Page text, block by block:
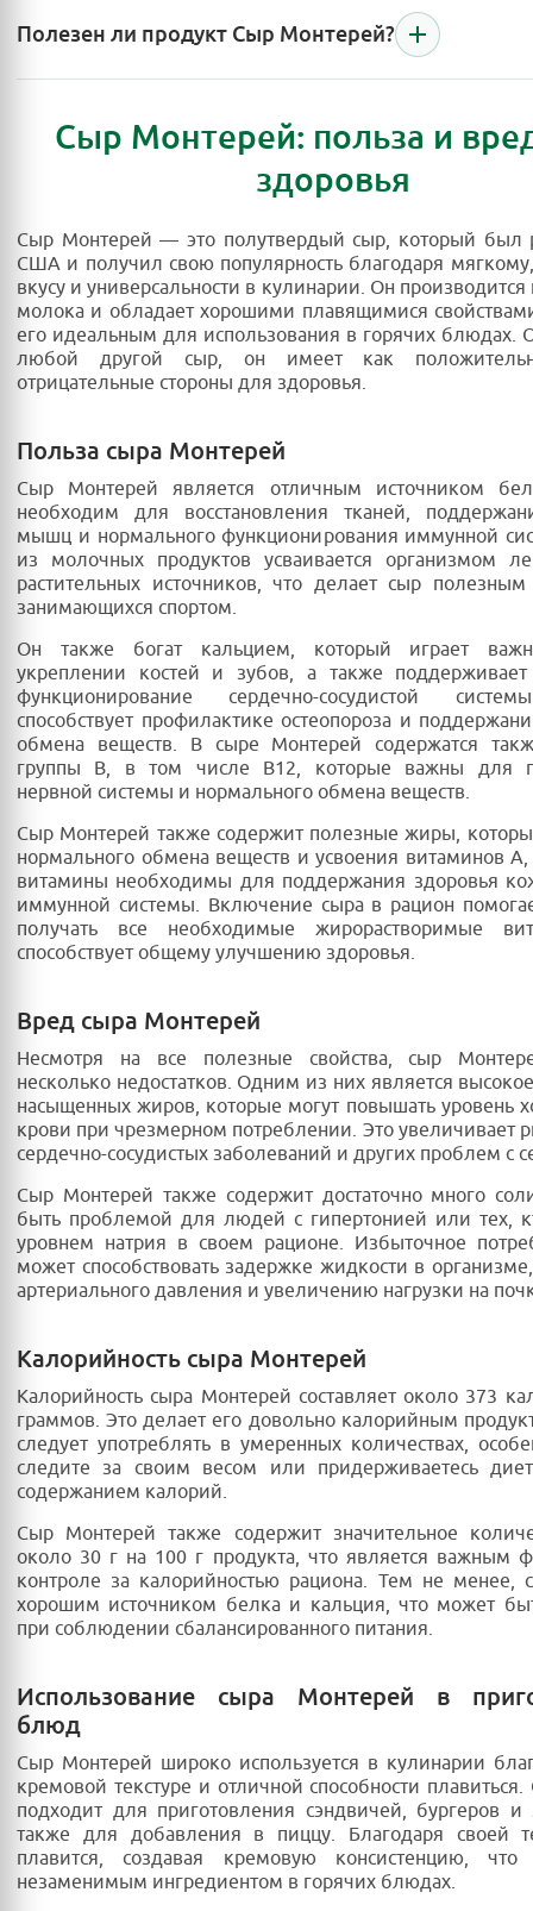
Полезен ли продукт Сыр Монтерей?
Сыр Монтерей: польза и
здоровья
Сыр Монтерей — это полутвердый сыр, который был
США и получил свою популярность благодаря
вкусу и универсальности в кулинарии. Он производится
молока и обладает хорошими плавящимися
его идеальным для использования в горячих блюдах.
любой другой сыр, он имеет как
отрицательные стороны для здоровья.
Польза сыра Монтерей
Сыр Монтерей является отличным источником
необходим для восстановления тканей,
мышц и нормального функционирования иммунной
из молочных продуктов усваивается организмом
растительных источников, что делает сыр
занимающихся спортом.
Он также богат кальцием, который играет
укреплении костей и зубов, а также
функционирование сердечно-сосудистой
способствует профилактике остеопороза и
обмена веществ. В сыре Монтерей содержатся
группы B, в том числе B12, которые важны для
нервной системы и нормального обмена веществ.
Сыр Монтерей также содержит полезные жиры,
нормального обмена веществ и усвоения витаминов
витамины необходимы для поддержания здоровья
иммунной системы. Включение сыра в рацион
получать все необходимые жирорастворимые
способствует общему улучшению здоровья.
Вред сыра Монтерей
Несмотря на все полезные свойства, сыр
несколько недостатков. Одним из них является
насыщенных жиров, которые могут повышать уровень
крови при чрезмерном потреблении. Это увеличивает
сердечно-сосудистых заболеваний и других проблем с
Сыр Монтерей также содержит достаточно много
быть проблемой для людей с гипертонией или тех,
уровнем натрия в своем рационе. Избыточное
может способствовать задержке жидкости в
артериального давления и увеличению нагрузки на
Калорийность сыра Монтерей
Калорийность сыра Монтерей составляет около 373
граммов. Это делает его довольно калорийным
следует употреблять в умеренных количествах,
следите за своим весом или придерживаетесь
содержанием калорий.
Сыр Монтерей также содержит значительное
около 30 г на 100 г продукта, что является важным
контроле за калорийностью рациона. Тем не менее,
хорошим источником белка и кальция, что может
при соблюдении сбалансированного питания.
Использование сыра Монтерей в
блюд
Сыр Монтерей широко используется в кулинарии
кремовой текстуре и отличной способности
подходит для приготовления сэндвичей, бургеров и
также для добавления в пиццу. Благодаря своей
плавится, создавая кремовую консистенцию,
незаменимым ингредиентом в горячих блюдах.